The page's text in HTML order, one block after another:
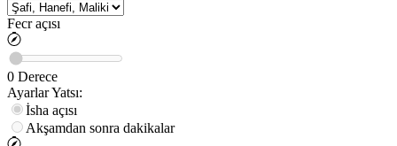
Fecr açısı
0 Derece
AyarlarYatsı:
İsha açısı
Akşamdan sonra dakikalar